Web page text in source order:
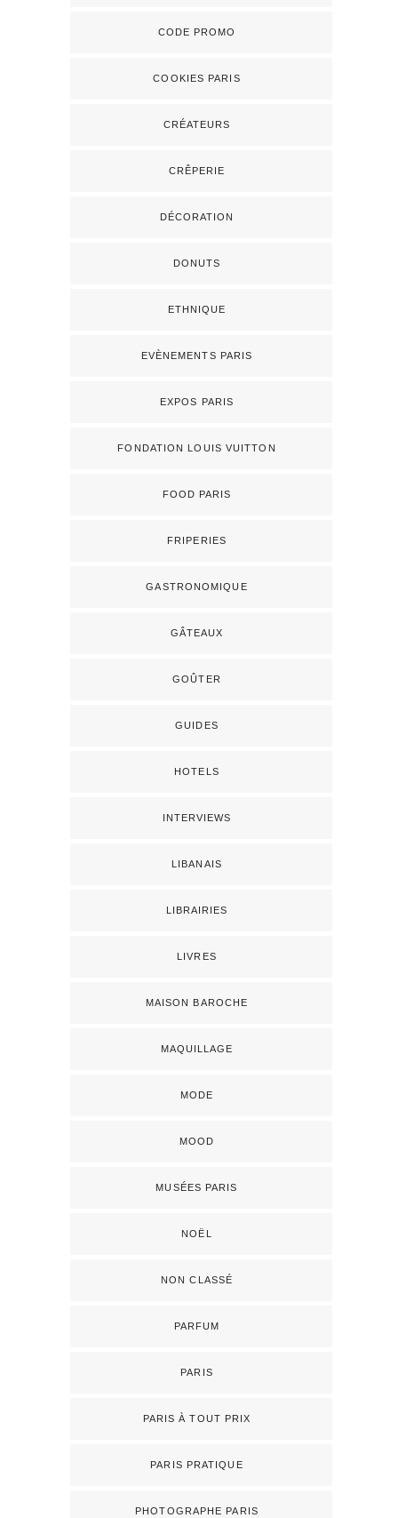
CODE PROMO
COOKIES PARIS
CRÉATEURS
CRÊPERIE
DÉCORATION
DONUTS
ETHNIQUE
EVÈNEMENTS PARIS
EXPOS PARIS
FONDATION LOUIS VUITTON
FOOD PARIS
FRIPERIES
GASTRONOMIQUE
GÂTEAUX
GOÛTER
GUIDES
HOTELS
INTERVIEWS
LIBANAIS
LIBRAIRIES
LIVRES
MAISON BAROCHE
MAQUILLAGE
MODE
MOOD
MUSÉES PARIS
NOËL
NON CLASSÉ
PARFUM
PARIS
PARIS À TOUT PRIX
PARIS PRATIQUE
PHOTOGRAPHE PARIS